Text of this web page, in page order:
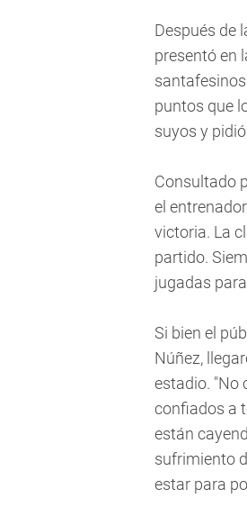
Después de
presentó en
puntos que
suyos y
Consultado
el
victoria. La
partido.
jugadas
Si bien el
Núñez,
estadio. "No
confiados a
están
sufrimiento
estar para